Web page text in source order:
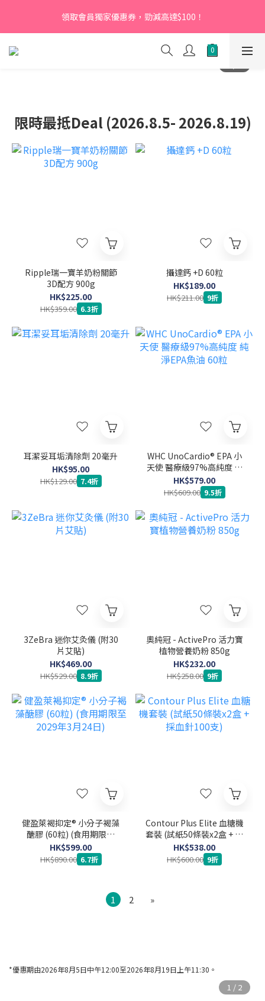
【新會員】即日起至2026月12月31日，首次下單輸入優惠碼
「NEW95」即可享95折
領取會員獨家優惠券，勁減高達$100！
【新會員】即日起至2026月12月31日，首次下單輸入優惠碼
「NEW95」即可享95折
限時最抵Deal (2026.8.5- 2026.8.19)
Ripple瑞一寶羊奶粉關節
3D配方 900g
HK$225.00
HK$359.00 6.3折
攝達鈣 +D 60粒
HK$189.00
HK$211.00 9折
耳潔妥耳垢清除劑 20毫升
HK$95.00
HK$129.00 7.4折
WHC UnoCardio® EPA 小
天使 醫療級97%高純度 純
淨EPA魚油 60粒
HK$579.00
HK$609.00 9.5折
3ZeBra 迷你艾灸儀 (附30
片艾貼)
HK$469.00
HK$529.00 8.9折
奧純冠 - ActivePro 活力寶
植物營養奶粉 850g
HK$232.00
HK$258.00 9折
健盈萊褐抑定® 小分子褐藻
醣膠 (60粒) (食用期限至
2029年3月24日)
HK$599.00
HK$890.00 6.7折
Contour Plus Elite 血糖機
套裝 (試紙50條裝x2盒 + 採
血針100支)
HK$538.00
HK$600.00 9折
1 2 »
*優惠期由2026年8月5日中午12:00至2026年8月19日上午11:30。